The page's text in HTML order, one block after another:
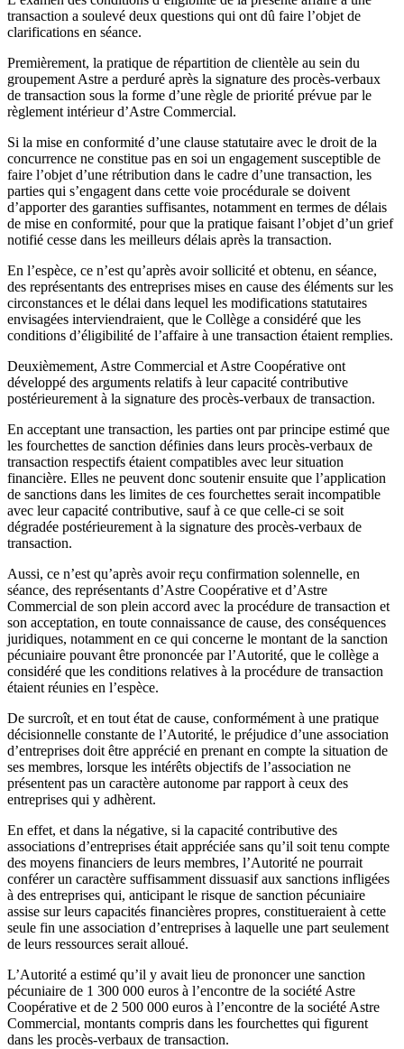
transaction a soulevé deux questions qui ont dû faire l’objet de
clarifications en séance.
Premièrement, la pratique de répartition de clientèle au sein du
groupement Astre a perduré après la signature des procès-verbaux
de transaction sous la forme d’une règle de priorité prévue par le
règlement intérieur d’Astre Commercial.
Si la mise en conformité d’une clause statutaire avec le droit de la
concurrence ne constitue pas en soi un engagement susceptible de
faire l’objet d’une rétribution dans le cadre d’une transaction, les
parties qui s’engagent dans cette voie procédurale se doivent
d’apporter des garanties suffisantes, notamment en termes de délais
de mise en conformité, pour que la pratique faisant l’objet d’un grief
notifié cesse dans les meilleurs délais après la transaction.
En l’espèce, ce n’est qu’après avoir sollicité et obtenu, en séance,
des représentants des entreprises mises en cause des éléments sur les
circonstances et le délai dans lequel les modifications statutaires
envisagées interviendraient, que le Collège a considéré que les
conditions d’éligibilité de l’affaire à une transaction étaient remplies.
Deuxièmement, Astre Commercial et Astre Coopérative ont
développé des arguments relatifs à leur capacité contributive
postérieurement à la signature des procès-verbaux de transaction.
En acceptant une transaction, les parties ont par principe estimé que
les fourchettes de sanction définies dans leurs procès-verbaux de
transaction respectifs étaient compatibles avec leur situation
financière. Elles ne peuvent donc soutenir ensuite que l’application
de sanctions dans les limites de ces fourchettes serait incompatible
avec leur capacité contributive, sauf à ce que celle-ci se soit
dégradée postérieurement à la signature des procès-verbaux de
transaction.
Aussi, ce n’est qu’après avoir reçu confirmation solennelle, en
séance, des représentants d’Astre Coopérative et d’Astre
Commercial de son plein accord avec la procédure de transaction et
son acceptation, en toute connaissance de cause, des conséquences
juridiques, notamment en ce qui concerne le montant de la sanction
pécuniaire pouvant être prononcée par l’Autorité, que le collège a
considéré que les conditions relatives à la procédure de transaction
étaient réunies en l’espèce.
De surcroît, et en tout état de cause, conformément à une pratique
décisionnelle constante de l’Autorité, le préjudice d’une association
d’entreprises doit être apprécié en prenant en compte la situation de
ses membres, lorsque les intérêts objectifs de l’association ne
présentent pas un caractère autonome par rapport à ceux des
entreprises qui y adhèrent.
En effet, et dans la négative, si la capacité contributive des
associations d’entreprises était appréciée sans qu’il soit tenu compte
des moyens financiers de leurs membres, l’Autorité ne pourrait
conférer un caractère suffisamment dissuasif aux sanctions infligées
à des entreprises qui, anticipant le risque de sanction pécuniaire
assise sur leurs capacités financières propres, constitueraient à cette
seule fin une association d’entreprises à laquelle une part seulement
de leurs ressources serait alloué.
L’Autorité a estimé qu’il y avait lieu de prononcer une sanction
pécuniaire de 1 300 000 euros à l’encontre de la société Astre
Coopérative et de 2 500 000 euros à l’encontre de la société Astre
Commercial, montants compris dans les fourchettes qui figurent
dans les procès-verbaux de transaction.